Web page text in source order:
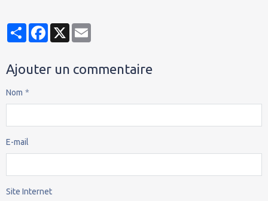
PartagerFacebook
X
Ajouter un commentaire
Nom
E-mail
Site Internet